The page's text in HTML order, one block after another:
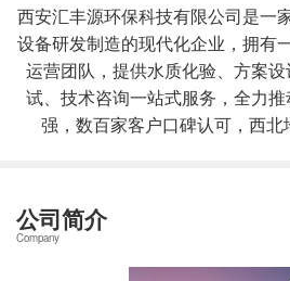
西安汇丰源环保科技有限公司是一
设备研发制造的现代化企业，拥有
运营团队，提供水质化验、方案
试、技术咨询一站式服务，全力
强，数百家客户口碑认可，西北
公司简介
Company